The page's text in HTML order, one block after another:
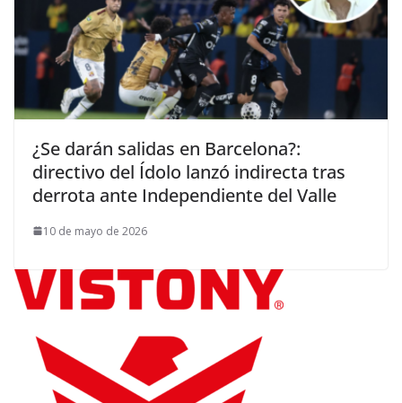
¿Se darán salidas en Barcelona?:
directivo del Ídolo lanzó indirecta tras
derrota ante Independiente del Valle
10 de mayo de 2026